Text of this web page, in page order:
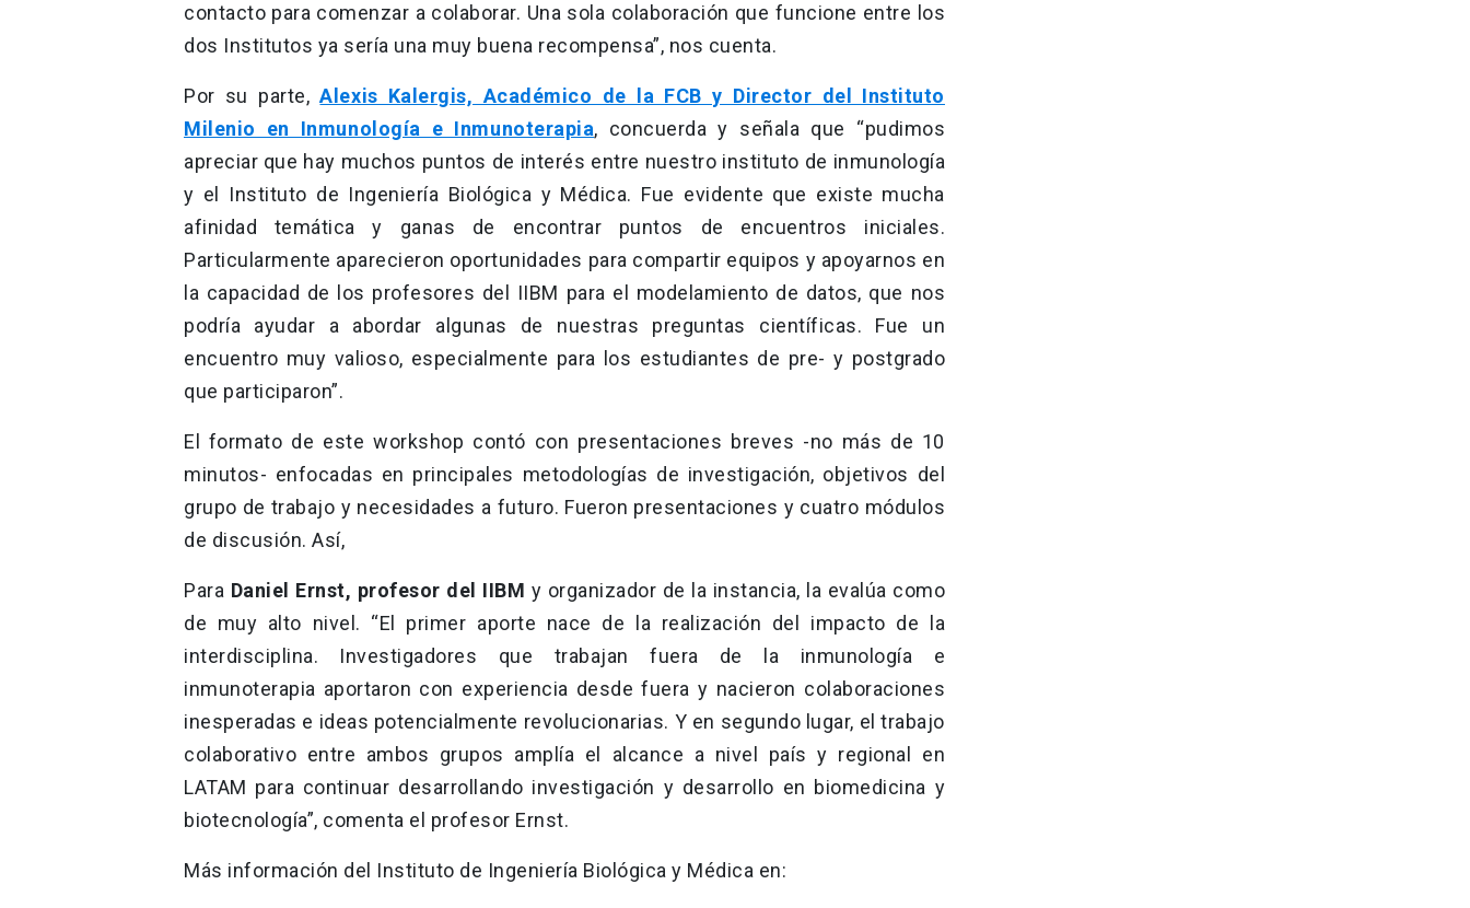
contacto para comenzar a colaborar. Una sola colaboración que funcione entre los
dos Institutos ya sería una muy buena recompensa”, nos cuenta.
Por su parte,Alexis Kalergis, Académico de la FCB y Director del Instituto
Milenio en Inmunología e Inmunoterapia, concuerda y señala que “pudimos
apreciar que hay muchos puntos de interés entre nuestro instituto de inmunología
y el Instituto de Ingeniería Biológica y Médica. Fue evidente que existe mucha
afinidad temática y ganas de encontrar puntos de encuentros iniciales.
Particularmente aparecieron oportunidades para compartir equipos y apoyarnos en
la capacidad de los profesores del IIBM para el modelamiento de datos, que nos
podría ayudar a abordar algunas de nuestras preguntas científicas. Fue un
encuentro muy valioso, especialmente para los estudiantes de pre- y postgrado
que participaron”.
El formato de este workshop contó con presentaciones breves -no más de 10
minutos- enfocadas en principales metodologías de investigación, objetivos del
grupo de trabajo y necesidades a futuro. Fueron presentaciones y cuatro módulos
de discusión. Así,
Para Daniel Ernst, profesor del IIBM y organizador de la instancia, la evalúa como
de muy alto nivel. “El primer aporte nace de la realización del impacto de la
interdisciplina. Investigadores que trabajan fuera de la inmunología e
inmunoterapia aportaron con experiencia desde fuera y nacieron colaboraciones
inesperadas e ideas potencialmente revolucionarias. Y en segundo lugar, el trabajo
colaborativo entre ambos grupos amplía el alcance a nivel país y regional en
LATAM para continuar desarrollando investigación y desarrollo en biomedicina y
biotecnología”, comenta el profesor Ernst.
Más información del Instituto de Ingeniería Biológica y Médica en: